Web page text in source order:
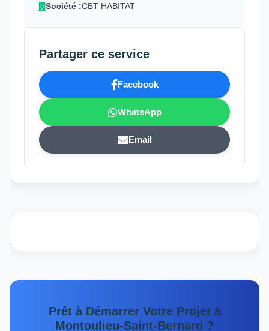
Société :CBT HABITAT
Partager ce service
Facebook
WhatsApp
Email
Prêt à Démarrer Votre Projet à
Montoulieu-Saint-Bernard ?